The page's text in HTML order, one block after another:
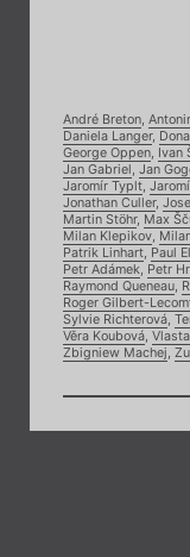
André Breton,
Daniela Langer,
George Oppen, Ivan
Jan Gabriel , Jan
Jaromír Typlt,
Jonathan Culler,
Martin Stöhr, Max
Milan Klepikov,
Patrik Linhart, Paul
Petr Adámek, Petr
Raymond Queneau,
Roger Gilbert-
Sylvie Richterová,
Věra Koubová,
Zbigniew Machej,